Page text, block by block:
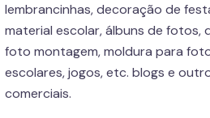
lembrancinhas, decoração de
material escolar, álbuns de fotos,
foto montagem, moldura para
escolares, jogos, etc. blogs e
comerciais.